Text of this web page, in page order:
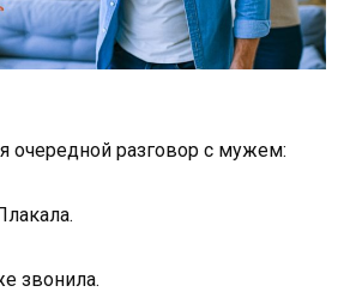
очередной разговор с мужем:
звонила.